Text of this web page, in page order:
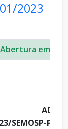
2023
Abertura em:
SEMOSP-PMI.